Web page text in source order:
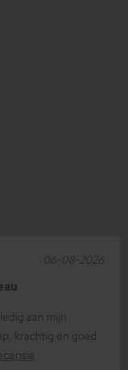
aan mijn
krachtig en goed
06-08-2026